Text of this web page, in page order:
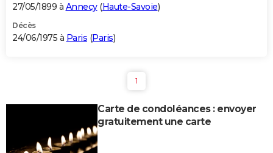
27/05/1899 à Annecy(Haute-Savoie)
Décès
24/06/1975 à Paris (Paris)
1
Carte de condoléances : envoyer
gratuitement une carte